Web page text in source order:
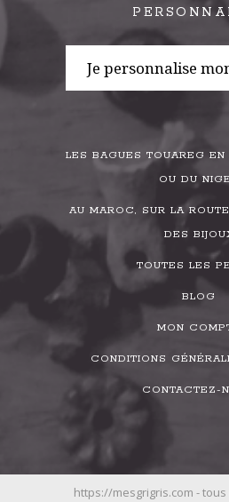
Je personnalise
LES BAGUES TOUAREG
OU DU
AU MAROC, SUR LA
DES
TOUTES LES
BLOG
MON
CONDITIONS
CONTACTEZ-
https://mesgrigris.com -